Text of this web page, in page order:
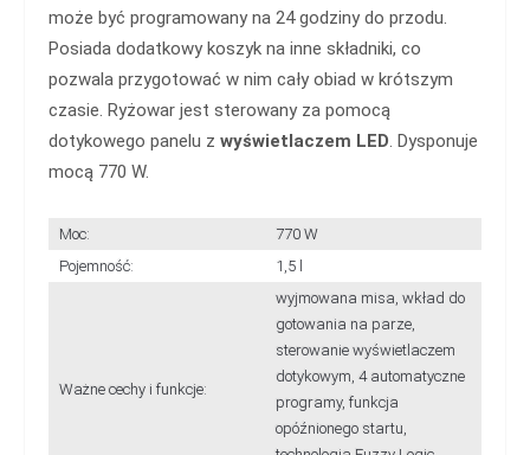
może być programowany na 24 godziny do przodu.
Posiada dodatkowy koszyk na inne składniki, co
pozwala przygotować w nim cały obiad w krótszym
czasie. Ryżowar jest sterowany za pomocą
dotykowego panelu z wyświetlaczem LED. Dysponuje
mocą 770 W.
Moc:
770 W
Pojemność:
1,5 l
Ważne cechy i funkcje:
wyjmowana misa, wkład do
gotowania na parze,
sterowanie wyświetlaczem
dotykowym, 4 automatyczne
programy, funkcja
opóźnionego startu,